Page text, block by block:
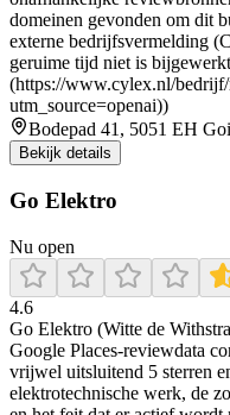
domeinen gevonden om dit
externe bedrijfsvermelding
geruime tijd niet is
(https://www.cylex.nl/
utm_source=openai))
Bodepad 41, 5051 EH
Bekijk details
Go Elektro
Nu open
4.6
Go Elektro (Witte de
Google Places-reviewdata
vrijwel uitsluitend 5 sterren
elektrotechnische werk, de